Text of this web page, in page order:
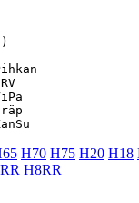
Pihkan
H70 H75 H20 H18
H8RR